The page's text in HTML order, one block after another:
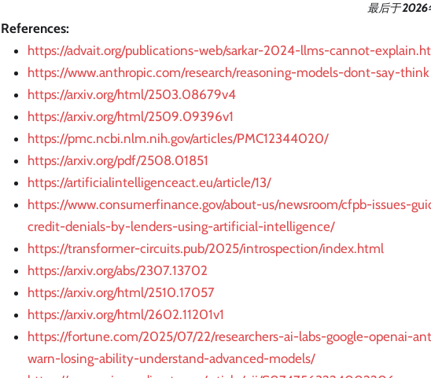
最后于2026
References:
https://advait.org/publications-web/sarkar-2024-llms-cannot-
https://www.anthropic.com/research/reasoning-models-dont-say-think
https://arxiv.org/html/2503.08679v4
https://arxiv.org/html/2509.09396v1
https://pmc.ncbi.nlm.nih.gov/articles/PMC12344020/
https://arxiv.org/pdf/2508.01851
https://artificialintelligenceact.eu/article/13/
https://www.consumerfinance.gov/about-us/newsroom/cfpb-issues-
credit-denials-by-lenders-using-artificial-intelligence/
https://transformer-circuits.pub/2025/introspection/index.html
https://arxiv.org/abs/2307.13702
https://arxiv.org/html/2510.17057
https://arxiv.org/html/2602.11201v1
https://fortune.com/2025/07/22/researchers-ai-labs-google-openai-
warn-losing-ability-understand-advanced-models/